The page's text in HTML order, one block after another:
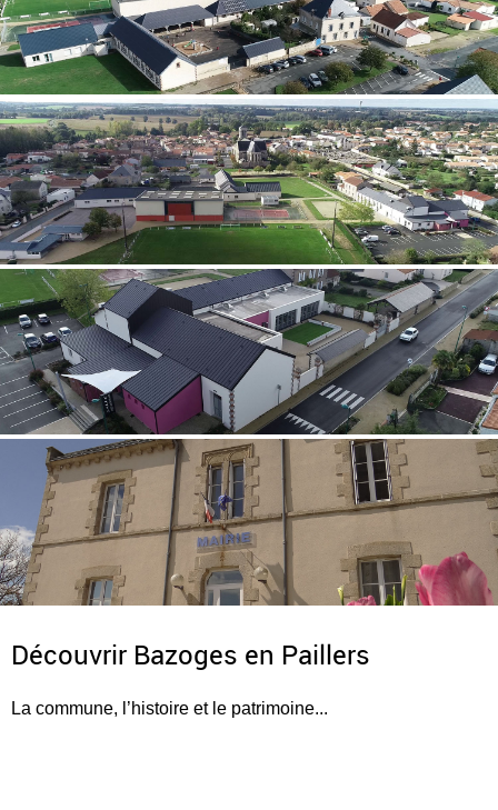
Découvrir Bazoges en Paillers
La commune, l’histoire et le patrimoine...